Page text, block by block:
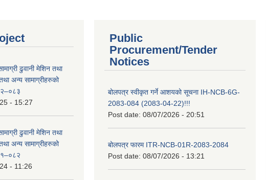
ढुवानी मेशिन तथा
अन्य सामाग्रीहरुको
- 15:27
ढुवानी मेशिन तथा
अन्य सामाग्रीहरुको
- 11:26
Public
Procurement/Tender
Notices
बोलपत्र स्वीकृत गर्ने आशयको सूचना IH-NCB-6G-
2083-084 (2083-04-22)!!!
Post date: 08/07/2026 - 20:51
बोलपत्र फारम ITR-NCB-01R-2083-2084
Post date: 08/07/2026 - 13:21